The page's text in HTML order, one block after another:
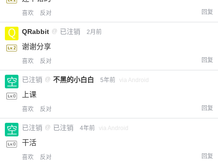
喜欢 反对 回复
QRabbit @ 已注销 2月前
谢谢分享
喜欢 反对 回复
已注销 @ 不黑的小白白 5年前 via Android
上课
喜欢 反对 回复
已注销 @ 已注销 4年前 via Android
干活
喜欢 反对 回复